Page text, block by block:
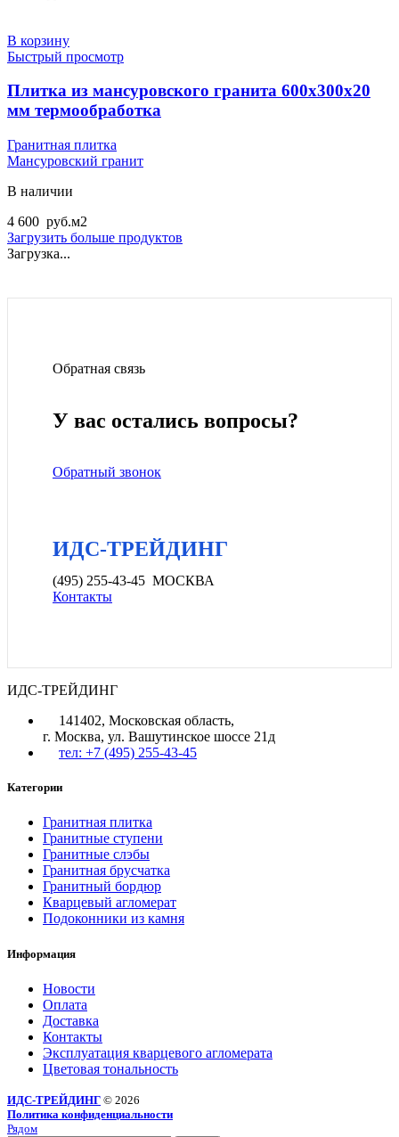
В корзину
Быстрый просмотр
Плитка из мансуровского гранита 600x300x20
мм термообработка
Гранитная плитка
Мансуровский гранит
В наличии
4 600 руб.м2
Загрузить больше продуктов
Загрузка...
Обратная связь
У вас остались вопросы?
Обратный звонок
ИДС-ТРЕЙДИНГ
(495) 255-43-45 МОСКВА
Контакты
ИДС-ТРЕЙДИНГ
141402, Московская область,
г. Москва, ул. Вашутинское шоссе 21д
тел: +7 (495) 255-43-45
Категории
Гранитная плитка
Гранитные ступени
Гранитные слэбы
Гранитная брусчатка
Гранитный бордюр
Кварцевый агломерат
Подоконники из камня
Информация
Новости
Оплата
Доставка
Контакты
Эксплуатация кварцевого агломерата
Цветовая тональность
ИДС-ТРЕЙДИНГ © 2026
Политика конфиденциальности
Рядом